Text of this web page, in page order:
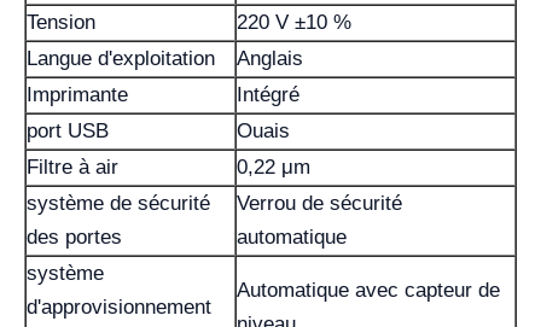
Tension
220 V ±10 %
Langue d'exploitation
Anglais
Imprimante
Intégré
port USB
Ouais
Filtre à air
0,22 μm
système de sécurité
des portes
Verrou de sécurité
automatique
système
d'approvisionnement
Automatique avec capteur de